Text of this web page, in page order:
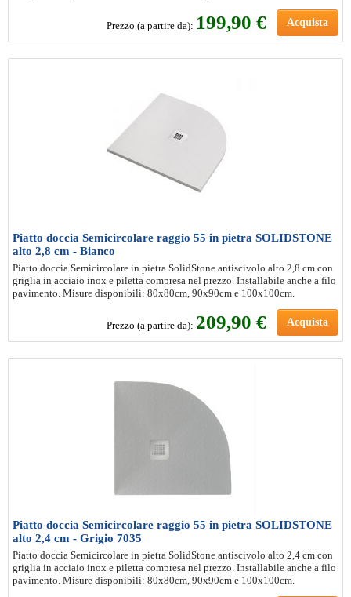
Prezzo (a partire da): 199,90 € Acquista
Piatto doccia Semicircolare raggio 55 in pietra SOLIDSTONE
alto 2,8 cm - Bianco
Piatto doccia Semicircolare in pietra SolidStone antiscivolo alto 2,8 cm con
griglia in acciaio inox e piletta compresa nel prezzo. Installabile anche a filo
pavimento. Misure disponibili: 80x80cm, 90x90cm e 100x100cm.
Prezzo (a partire da): 209,90 € Acquista
Piatto doccia Semicircolare raggio 55 in pietra SOLIDSTONE
alto 2,4 cm - Grigio 7035
Piatto doccia Semicircolare in pietra SolidStone antiscivolo alto 2,4 cm con
griglia in acciaio inox e piletta compresa nel prezzo. Installabile anche a filo
pavimento. Misure disponibili: 80x80cm, 90x90cm e 100x100cm.